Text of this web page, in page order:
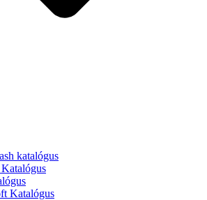
katalógus
Katalógus